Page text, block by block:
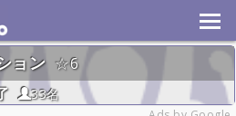
ョン
6
33名